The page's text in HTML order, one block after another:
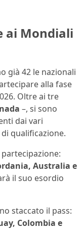
ai Mondiali
già 42 le nazionali
alla fase
Oltre ai tre
–, si sono
dai vari
qualificazione.
Australia e
il suo esordio
staccato il pass:
Colombia e